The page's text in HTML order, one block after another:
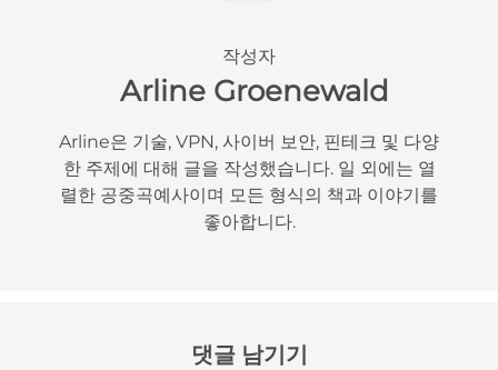
작성자
Arline Groenewald
Arline은 기술, VPN, 사이버 보안, 핀테크 및 다양
한 주제에 대해 글을 작성했습니다. 일 외에는 열
렬한 공중곡예사이며 모든 형식의 책과 이야기를
좋아합니다.
댓글 남기기